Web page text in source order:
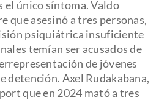
el único síntoma. Valdo
que asesinó a tres personas,
psiquiátrica insuficiente
temían ser acusados de
de jóvenes
detención. Axel Rudakabana,
que en 2024 mató a tres